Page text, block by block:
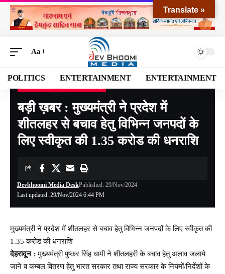
Aa
POLITICS ENTERTAINMENT ENTERTAINMENT
Devbhoomi Media Blog>NATIONAL>UTTARAKHAND>
बड़ी ख़बर : मुख्यमंत्री ने प्रदेश में
शीतलहर से बचाव हेतु विभिन्न जनपदों के
लिए स्वीकृत की 1.35 करोड की धनराशि
Last updated: 29/Nov/2024 6:44 PM
Devbhoomi Media DeskPublished: 29/Nov/2024
मुख्यमंत्री ने प्रदेश में शीतलहर से बचाव हेतु विभिन्न जनपदों के लिए स्वीकृत की
1.35 करोड की धनराशि
देहरादून : मुख्यमंत्री पुष्कर सिंह धामी ने शीतलहरी के बचाव हेतु अलाव जलाये
जाने व कम्बल वितरण हेतु भारत सरकार तथा राज्य सरकार के नियमों/निर्देशों के
Translate »